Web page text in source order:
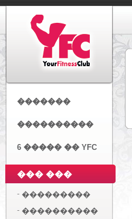
�������
����������
6 ����� �� YFC
��� ���
- ���������
- ����������